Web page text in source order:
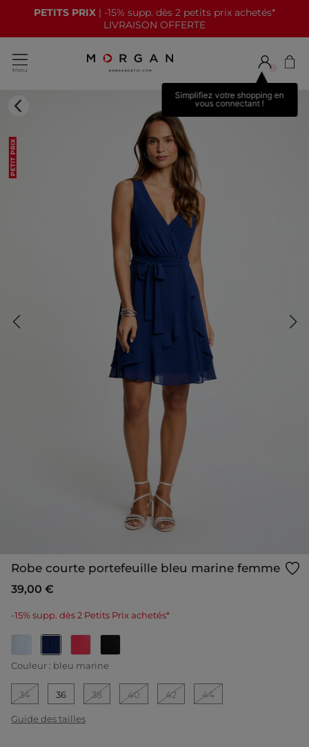
PETITS PRIX | -15% supp. dès 2 petits prix achetés*
LIVRAISON OFFERTE
Simplifiez votre shopping en
vous connectant !
PETIT PRIX
Robe courte portefeuille bleu marine femme
39,00 €
-15% supp. dès 2 Petits Prix achetés*
selected
Couleur : bleu marine
34 36 38 40 42 44
Guide des tailles